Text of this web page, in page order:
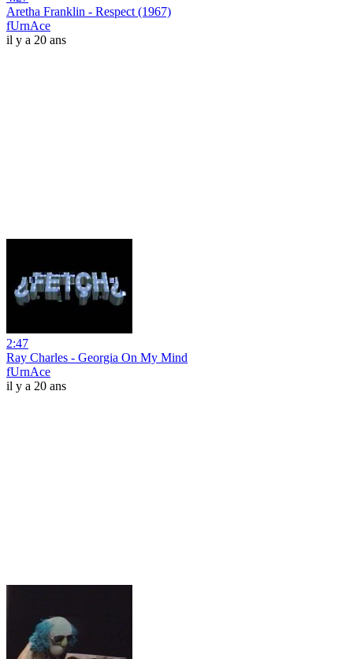
Aretha Franklin - Respect (1967)
fUrnAce
il y a 20 ans
2:47
Ray Charles - Georgia On My Mind
fUrnAce
il y a 20 ans